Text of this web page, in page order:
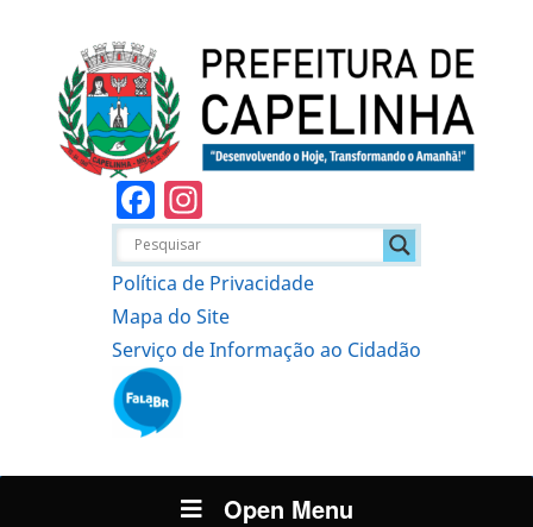
Facebook
Política de Privacidade
Mapa do Site
Serviço de Informação ao Cidadão
Open Menu